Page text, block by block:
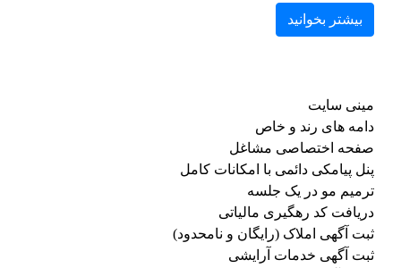
بیشتر بخوانید
مینی سایت
دامه های رند و خاص
صفحه اختصاصی مشاغل
پنل پیامکی دائمی با امکانات کامل
ترمیم مو در یک جلسه
دریافت کد رهگیری مالیاتی
ثبت آگهی املاک (رایگان و نامحدود)
ثبت آگهی خدمات آرایشی